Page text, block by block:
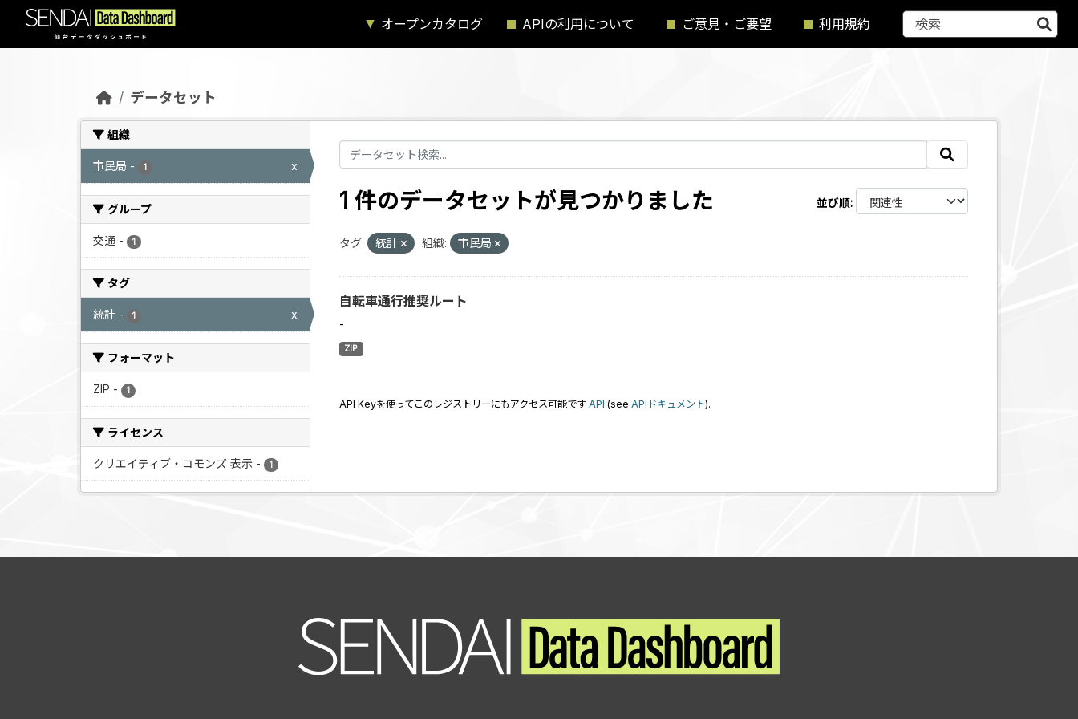
Skip to main content
オープンカタログ APIの利用について ご意見・ご要望 利用規約
データセット
組織
市民局 - 1 x
グループ
交通 - 1
タグ
統計 - 1 x
フォーマット
ZIP - 1
ライセンス
クリエイティブ・コモンズ 表示 - 1
並び順
1 件のデータセットが見つかりました
タグ: 統計 組織: 市民局
自転車通行推奨ルート
-
ZIP
API Keyを使ってこのレジストリーにもアクセス可能です API (see APIドキュメント).